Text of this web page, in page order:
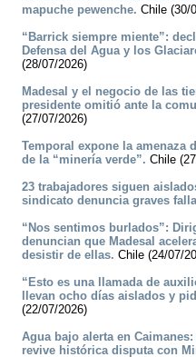
mapuche pewenche. Chile (30/
“Barrick siempre miente”:
Defensa del Agua y los
(28/07/2026)
Madesal y el negocio de las
presidente omitió ante la
(27/07/2026)
Temporal expone la amenaza
de la “minería verde”. Chile
23 trabajadores siguen
sindicato denuncia graves
“Nos sentimos burlados”:
denuncian que Madesal
desistir de ellas. Chile (24/07/
“Esto es una llamada de
llevan ocho días aislados y
(22/07/2026)
Agua bajo alerta en
revive histórica disputa con